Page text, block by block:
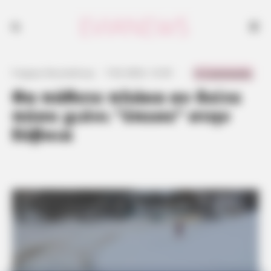
Θα πάθετε πλάκα αν δείτε
πόσο χιόνι “έπεσε” στην
Εύβοια